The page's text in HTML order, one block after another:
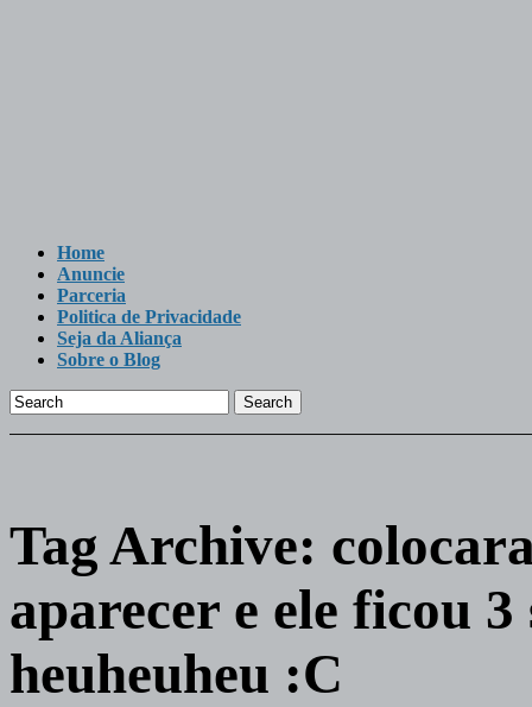
Home
Anuncie
Parceria
Politica de Privacidade
Seja da Aliança
Sobre o Blog
Search
Tag Archive:
aparecer e ele ficou
heuheuheu :C